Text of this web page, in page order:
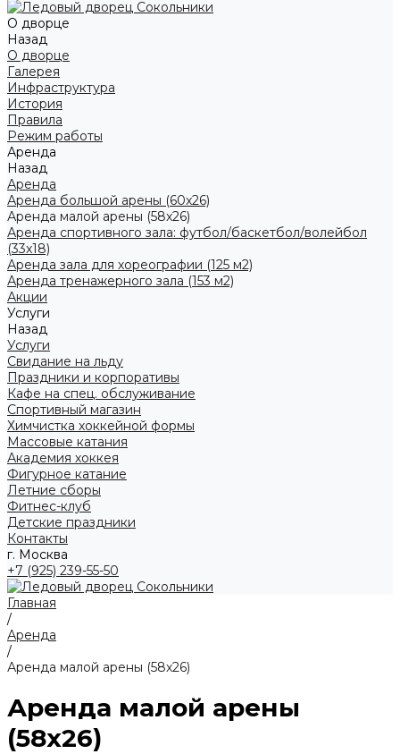
О дворце
Назад
О дворце
Галерея
Инфраструктура
История
Правила
Режим работы
Аренда
Назад
Аренда
Аренда большой арены (60x26)
Аренда малой арены (58x26)
Аренда спортивного зала: футбол/баскетбол/волейбол
(33x18)
Аренда зала для хореографии (125 м2)
Аренда тренажерного зала (153 м2)
Акции
Услуги
Назад
Услуги
Свидание на льду
Праздники и корпоративы
Кафе на спец. обслуживание
Спортивный магазин
Химчистка хоккейной формы
Массовые катания
Академия хоккея
Фигурное катание
Летние сборы
Фитнес-клуб
Детские праздники
Контакты
г. Москва
+7 (925) 239-55-50
Главная
/
Аренда
/
Аренда малой арены (58x26)
Аренда малой арены
(58x26)